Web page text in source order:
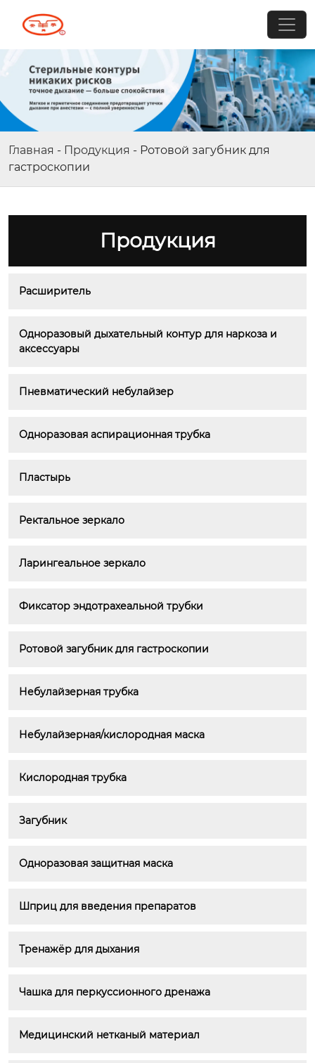
Главная - Продукция - Ротовой загубник для
гастроскопии
Продукция
Расширитель
Одноразовый дыхательный контур для наркоза и
аксессуары
Пневматический небулайзер
Одноразовая аспирационная трубка
Пластырь
Ректальное зеркало
Ларингеальное зеркало
Фиксатор эндотрахеальной трубки
Ротовой загубник для гастроскопии
Небулайзерная трубка
Небулайзерная/кислородная маска
Кислородная трубка
Загубник
Одноразовая защитная маска
Шприц для введения препаратов
Тренажёр для дыхания
Чашка для перкуссионного дренажа
Медицинский нетканый материал